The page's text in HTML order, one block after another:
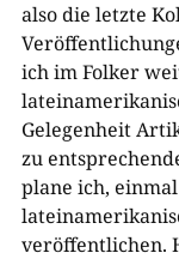
also die letzte
ich im Folker
Gelegenheit
zu
plane ich,
veröffentlichen.